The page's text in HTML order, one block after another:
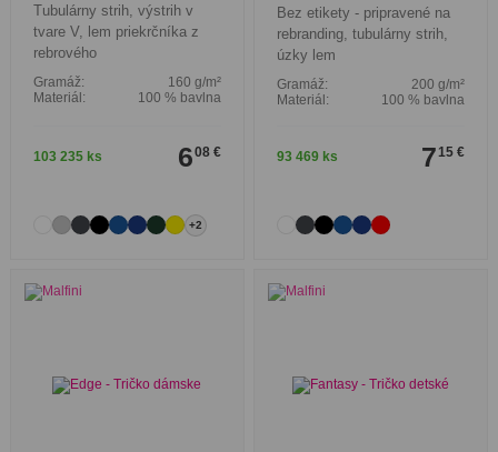
Tubulárny strih, výstrih v
tvare V, lem priekrčníka z
rebrového
Gramáž:
160 g/m²
Materiál:
100 % bavlna
103 235 ks 6 08 €
+2
Bez etikety - pripravené na
rebranding, tubulárny strih,
úzky lem
Gramáž:
200 g/m²
Materiál:
100 % bavlna
93 469 ks 7 15 €